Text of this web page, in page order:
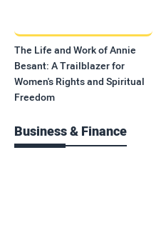
The Life and Work of Annie
Besant: A Trailblazer for
Women's Rights and Spiritual
Freedom
Business & Finance